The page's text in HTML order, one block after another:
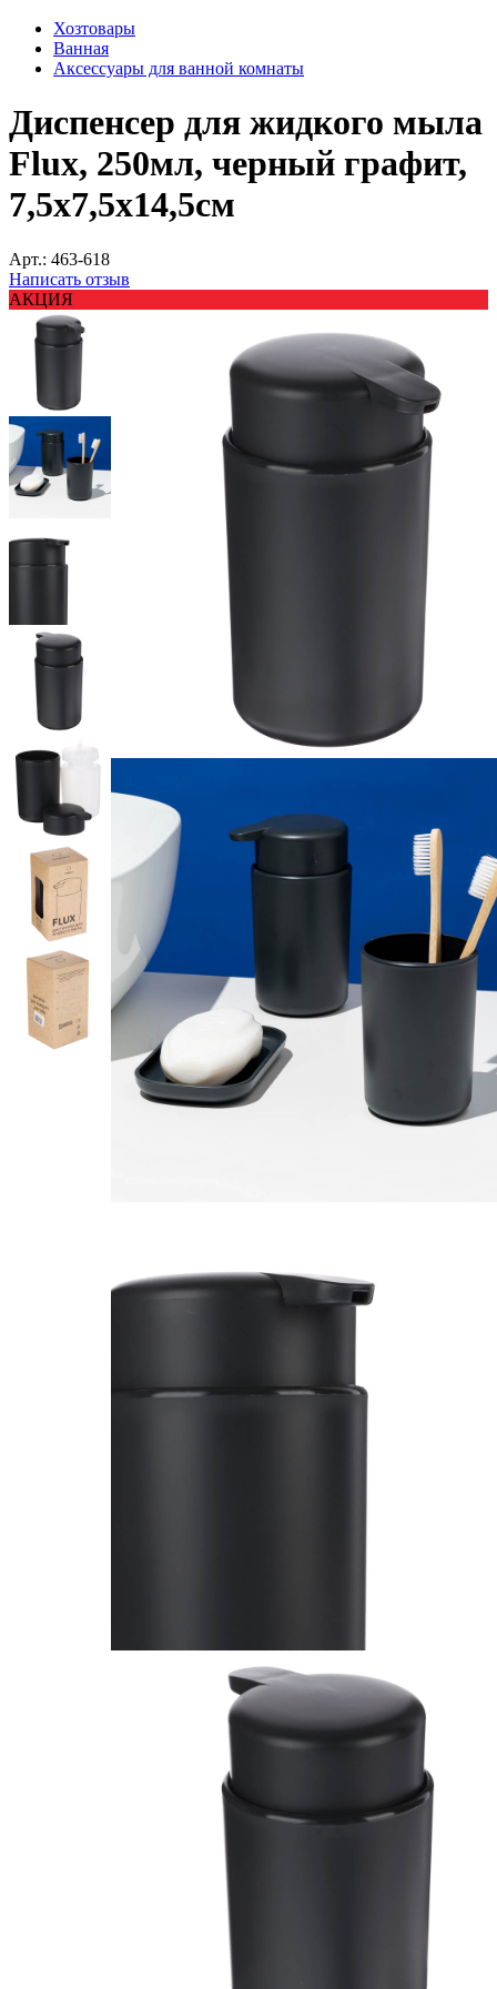
Хозтовары
Ванная
Аксессуары для ванной комнаты
Диспенсер для жидкого мыла
Flux, 250мл, черный графит,
7,5х7,5х14,5см
Арт.: 463-618
Написать отзыв
АКЦИЯ